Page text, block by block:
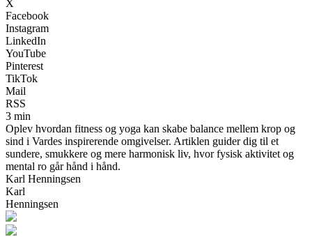
X
Facebook
Instagram
LinkedIn
YouTube
Pinterest
TikTok
Mail
RSS
3 min
Oplev hvordan fitness og yoga kan skabe balance mellem krop og
sind i Vardes inspirerende omgivelser. Artiklen guider dig til et
sundere, smukkere og mere harmonisk liv, hvor fysisk aktivitet og
mental ro går hånd i hånd.
Karl Henningsen
Karl
Henningsen